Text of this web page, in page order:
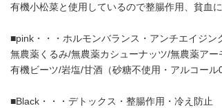
有機小松菜と使用しているので整腸作用、貧血に
■pink・・・ホルモンバランス・アンチエイジン
無農薬くるみ/無農薬カシューナッツ/無農薬アー
有機ビーツ/岩塩/甘酒（砂糖不使用・アルコール
■Black・・・デトックス・整腸作用・冷え防止